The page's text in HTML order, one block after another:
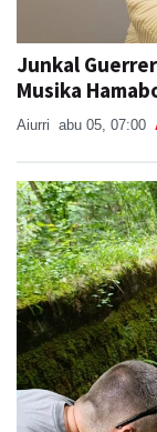
Junkal
Musika
Aiurri abu 05, 07:00